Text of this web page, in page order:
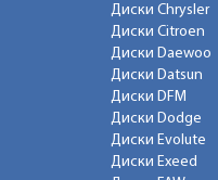
Диски Chrysler
Диски Citroen
Диски Daewoo
Диски Datsun
Диски DFM
Диски Dodge
Диски Evolute
Диски Exeed